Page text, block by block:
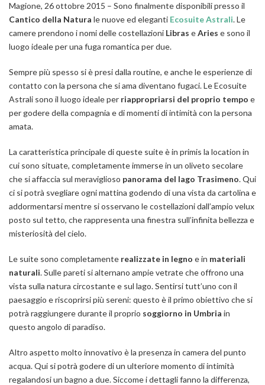
Magione, 26 ottobre 2015 – Sono finalmente disponibili presso il
Cantico della Natura le nuove ed eleganti Ecosuite Astrali. Le
camere prendono i nomi delle costellazioni Libras eAries e sono il
luogo ideale per una fuga romantica per due.
Sempre più spesso si è presi dalla routine, e anche le esperienze di
contatto con la persona che si ama diventano fugaci. Le Ecosuite
Astrali sono il luogo ideale per riappropriarsi del proprio tempo e
per godere della compagnia e di momenti di intimità con la persona
amata.
La caratteristica principale di queste suite è in primis la location in
cui sono situate, completamente immerse in un oliveto secolare
che si affaccia sul meraviglioso panorama del lago Trasimeno. Qui
ci si potrà svegliare ogni mattina godendo di una vista da cartolina e
addormentarsi mentre si osservano le costellazioni dall’ampio velux
posto sul tetto, che rappresenta una finestra sull’infinita bellezza e
misteriosità del cielo.
Le suite sono completamente realizzate in legno e in materiali
naturali. Sulle pareti si alternano ampie vetrate che offrono una
vista sulla natura circostante e sul lago. Sentirsi tutt’uno con il
paesaggio e riscoprirsi più sereni: questo è il primo obiettivo che si
potrà raggiungere durante il proprio soggiorno in Umbria in
questo angolo di paradiso.
Altro aspetto molto innovativo è la presenza in camera del punto
acqua. Qui si potrà godere di un ulteriore momento di intimità
regalandosi un bagno a due. Siccome i dettagli fanno la differenza,